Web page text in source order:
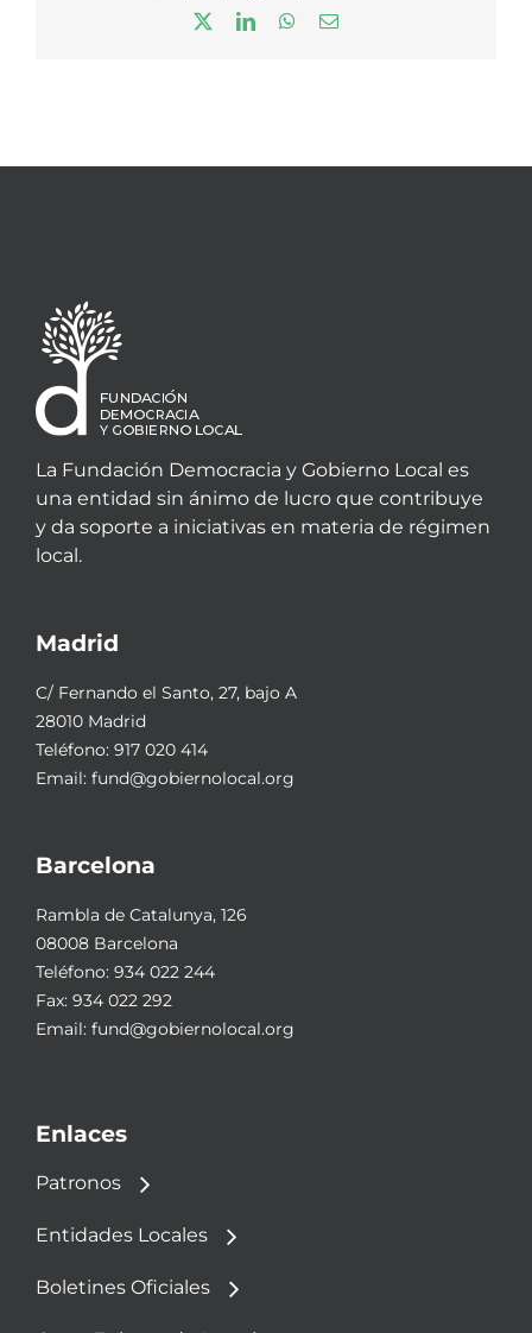
LinkedInWhatsApp
Correo
La Fundación Democracia y Gobierno Local es
una entidad sin ánimo de lucro que contribuye
y da soporte a iniciativas en materia de régimen
local.
Madrid
C/ Fernando el Santo, 27, bajo A
28010 Madrid
Teléfono: 917 020 414
Email: fund@gobiernolocal.org
Barcelona
Rambla de Catalunya, 126
08008 Barcelona
Teléfono: 934 022 244
Fax: 934 022 292
Email: fund@gobiernolocal.org
Enlaces
Patronos
Entidades Locales
Boletines Oficiales